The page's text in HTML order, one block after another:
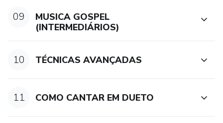
09
MUSICA GOSPEL
(INTERMEDIÁRIOS)
10 TÉCNICAS AVANÇADAS
11 COMO CANTAR EM DUETO